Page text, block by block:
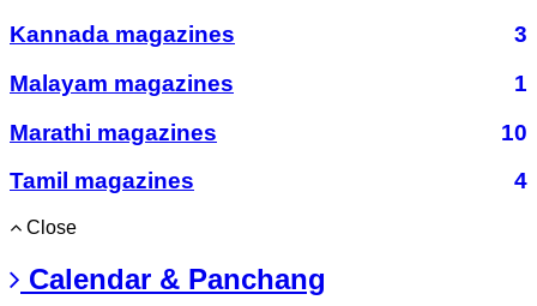
Kannada magazines
3
Malayam magazines
1
Marathi magazines
10
Tamil magazines
4
Close
Calendar & Panchang